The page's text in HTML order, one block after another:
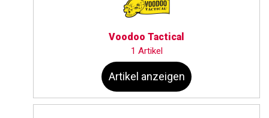
Voodoo Tactical
1 Artikel
Artikel anzeigen